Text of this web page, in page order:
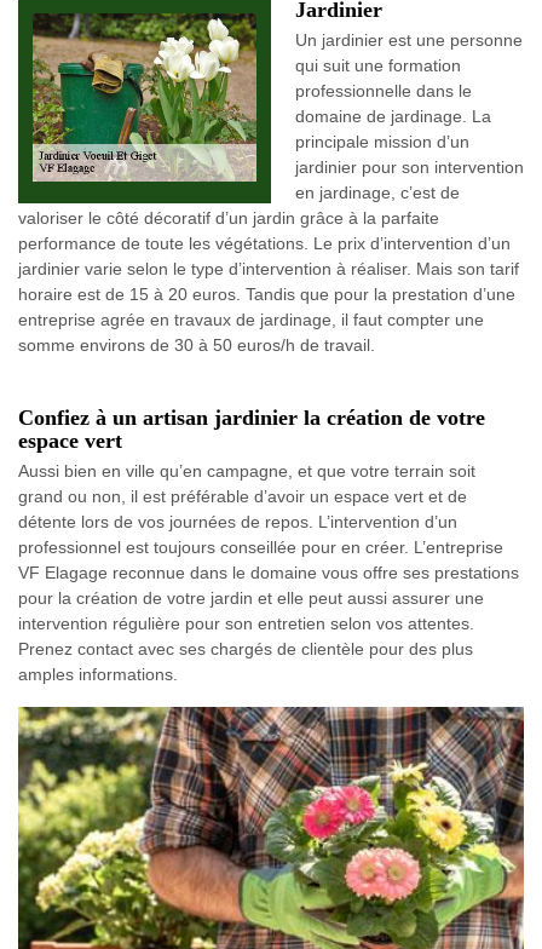
Jardinier
Un jardinier est une personne
qui suit une formation
professionnelle dans le
domaine de jardinage. La
principale mission d’un
jardinier pour son intervention
en jardinage, c’est de
valoriser le côté décoratif d’un jardin grâce à la parfaite
performance de toute les végétations. Le prix d’intervention d’un
jardinier varie selon le type d’intervention à réaliser. Mais son tarif
horaire est de 15 à 20 euros. Tandis que pour la prestation d’une
entreprise agrée en travaux de jardinage, il faut compter une
somme environs de 30 à 50 euros/h de travail.
Confiez à un artisan jardinier la création de votre
espace vert
Aussi bien en ville qu’en campagne, et que votre terrain soit
grand ou non, il est préférable d’avoir un espace vert et de
détente lors de vos journées de repos. L’intervention d’un
professionnel est toujours conseillée pour en créer. L’entreprise
VF Elagage reconnue dans le domaine vous offre ses prestations
pour la création de votre jardin et elle peut aussi assurer une
intervention régulière pour son entretien selon vos attentes.
Prenez contact avec ses chargés de clientèle pour des plus
amples informations.